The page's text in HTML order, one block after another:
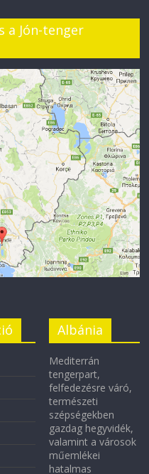
a Jón-tenger
Albánia
Mediterrán
tengerpart,
felfedezésre váró,
természeti
szépségekben
gazdag hegyvidék,
valamint a városok
műemlékei
hatalmas